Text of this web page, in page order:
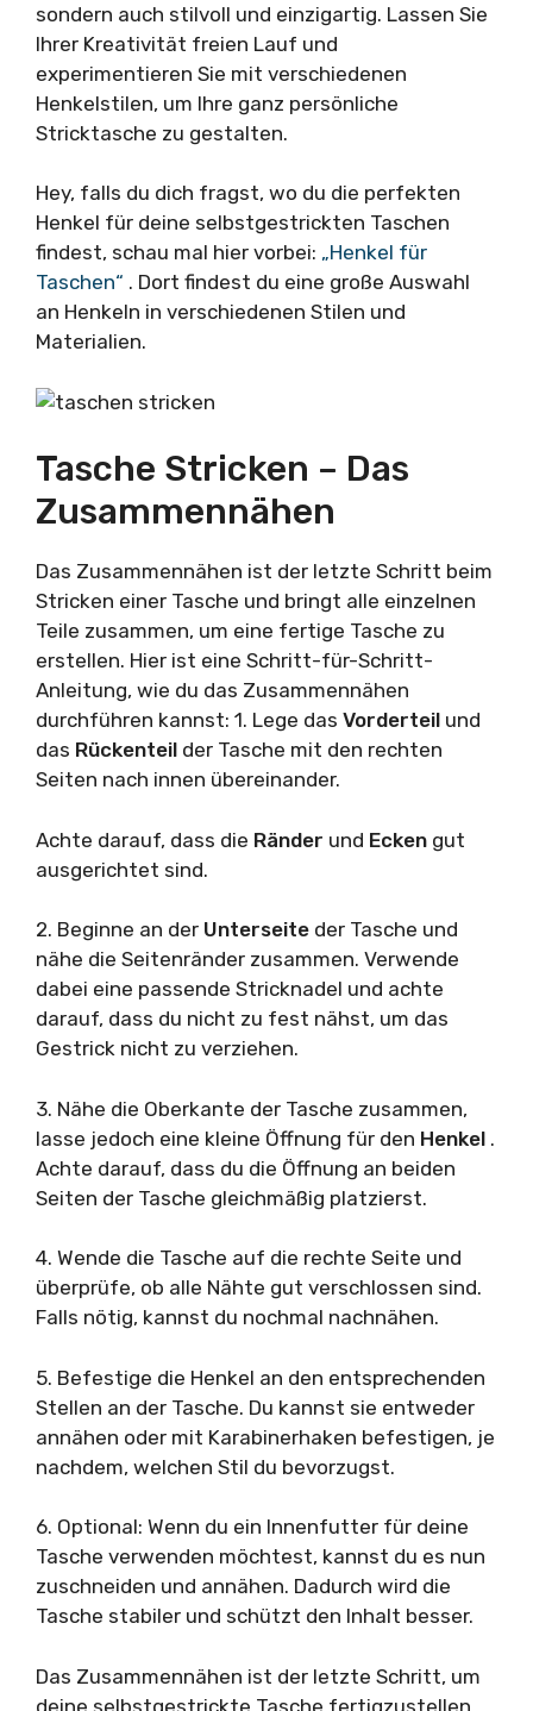
sondern auch stilvoll und einzigartig. Lassen Sie
Ihrer Kreativität freien Lauf und
experimentieren Sie mit verschiedenen
Henkelstilen, um Ihre ganz persönliche
Stricktasche zu gestalten.
Hey, falls du dich fragst, wo du die perfekten
Henkel für deine selbstgestrickten Taschen
findest, schau mal hier vorbei: „Henkel für
Taschen“ . Dort findest du eine große Auswahl
an Henkeln in verschiedenen Stilen und
Materialien.
Tasche Stricken – Das
Zusammennähen
Das Zusammennähen ist der letzte Schritt beim
Stricken einer Tasche und bringt alle einzelnen
Teile zusammen, um eine fertige Tasche zu
erstellen. Hier ist eine Schritt-für-Schritt-
Anleitung, wie du das Zusammennähen
durchführen kannst: 1. Lege das Vorderteil und
das Rückenteil der Tasche mit den rechten
Seiten nach innen übereinander.
Achte darauf, dass die Ränder und Ecken gut
ausgerichtet sind.
2. Beginne an der Unterseite der Tasche und
nähe die Seitenränder zusammen. Verwende
dabei eine passende Stricknadel und achte
darauf, dass du nicht zu fest nähst, um das
Gestrick nicht zu verziehen.
3. Nähe die Oberkante der Tasche zusammen,
lasse jedoch eine kleine Öffnung für den Henkel .
Achte darauf, dass du die Öffnung an beiden
Seiten der Tasche gleichmäßig platzierst.
4. Wende die Tasche auf die rechte Seite und
überprüfe, ob alle Nähte gut verschlossen sind.
Falls nötig, kannst du nochmal nachnähen.
5. Befestige die Henkel an den entsprechenden
Stellen an der Tasche. Du kannst sie entweder
annähen oder mit Karabinerhaken befestigen, je
nachdem, welchen Stil du bevorzugst.
6. Optional: Wenn du ein Innenfutter für deine
Tasche verwenden möchtest, kannst du es nun
zuschneiden und annähen. Dadurch wird die
Tasche stabiler und schützt den Inhalt besser.
Das Zusammennähen ist der letzte Schritt, um
deine selbstgestrickte Tasche fertigzustellen.